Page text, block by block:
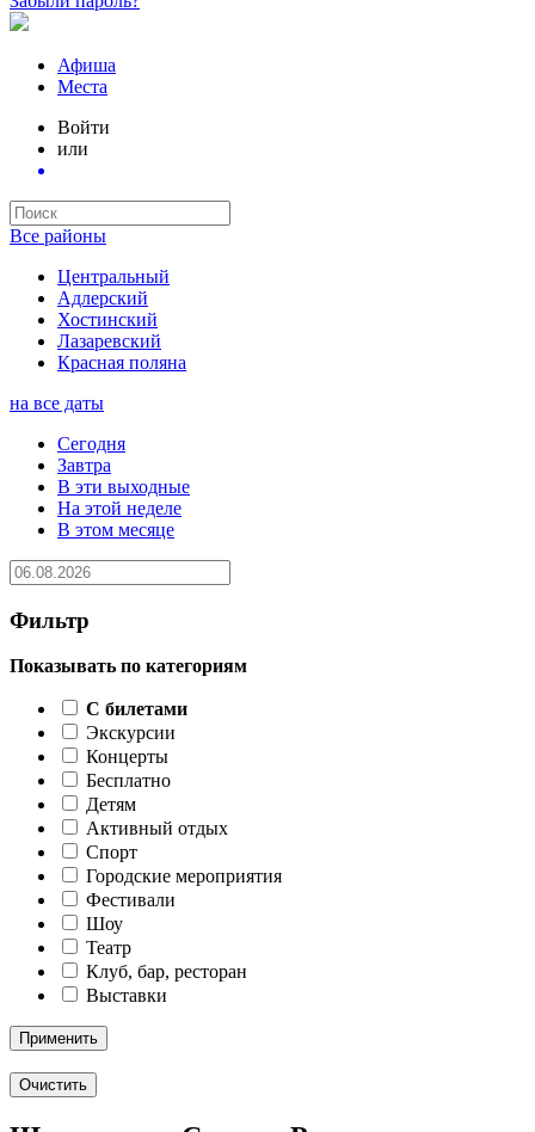
Афиша
Места
Войти
или
Все районы
Центральный
Адлерский
Хостинский
Лазаревский
Красная поляна
на все даты
Сегодня
Завтра
В эти выходные
На этой неделе
В этом месяце
Фильтр
Показывать по категориям
C билетами
Экскурсии
Концерты
Бесплатно
Детям
Активный отдых
Спорт
Городские мероприятия
Фестивали
Шоу
Театр
Клуб, бар, ресторан
Выставки
Применить
Очистить